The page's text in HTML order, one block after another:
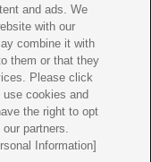
Cookie ポリシー
and ads. We
with our
combine it with
them or that they
Please click
cookies and
the right to opt
partners.
Information]